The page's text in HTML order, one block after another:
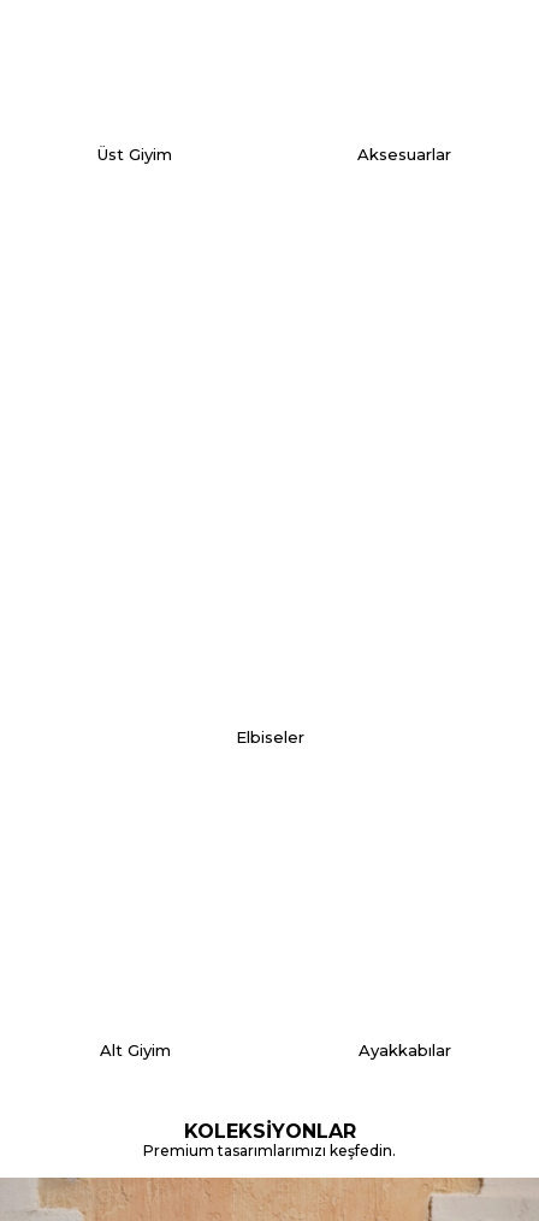
Üst Giyim Aksesuarlar
Elbiseler
Alt Giyim Ayakkabılar
KOLEKSİYONLAR
Premium tasarımlarımızı keşfedin.